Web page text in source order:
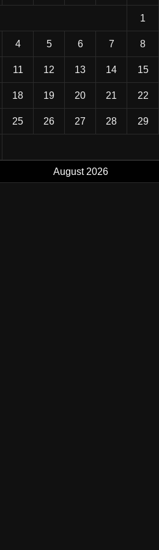
August 2026
1
4 5 6 7 8
11 12 13 14 15
18 19 20 21 22
25 26 27 28 29